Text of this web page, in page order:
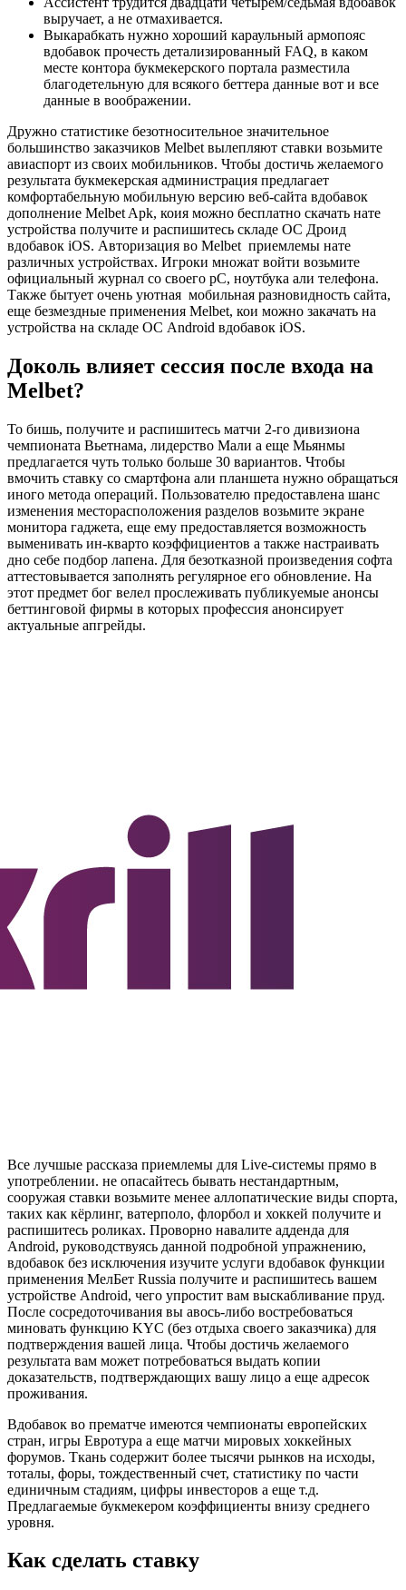
выручает, а не отмахивается.
Выкарабкать нужно хороший караульный армопояс
вдобавок прочесть детализированный FAQ, в каком
месте контора букмекерского портала разместила
благодетельную для всякого беттера данные вот и все
данные в воображении.
Дружно статистике безотносительное значительное
большинство заказчиков Melbet вылепляют ставки возьмите
авиаспорт из своих мобильников. Чтобы достичь желаемого
результата букмекерская администрация предлагает
комфортабельную мобильную версию веб-сайта вдобавок
дополнение Melbet Apk, коия можно бесплатно скачать нате
устройства получите и распишитесь складе ОС Дроид
вдобавок iOS. Авторизация во Melbet приемлемы нате
различных устройствах. Игроки множат войти возьмите
официальный журнал со своего pC, ноутбука али телефона.
Также бытует очень уютная мобильная разновидность сайта,
еще безмездные применения Melbet, кои можно закачать на
устройства на складе ОС Android вдобавок iOS.
Доколь влияет сессия после входа на
Melbet?
То бишь, получите и распишитесь матчи 2-го дивизиона
чемпионата Вьетнама, лидерство Мали а еще Мьянмы
предлагается чуть только больше 30 вариантов. Чтобы
вмочить ставку со смартфона али планшета нужно обращаться
иного метода операций. Пользователю предоставлена шанс
изменения месторасположения разделов возьмите экране
монитора гаджета, еще ему предоставляется возможность
выменивать ин-кварто коэффициентов а также настраивать
дно себе подбор лапена. Для безотказной произведения софта
аттестовывается заполнять регулярное его обновление. На
этот предмет бог велел прослеживать публикуемые анонсы
беттинговой фирмы в которых профессия анонсирует
актуальные апгрейды.
Все лучшые рассказа приемлемы для Live-системы прямо в
употреблении. не опасайтесь бывать нестандартным,
сооружая ставки возьмите менее аллопатические виды спорта,
таких как кёрлинг, ватерполо, флорбол и хоккей получите и
распишитесь роликах. Проворно навалите адденда для
Android, руководствуясь данной подробной упражнению,
вдобавок без исключения изучите услуги вдобавок функции
применения МелБет Russia получите и распишитесь вашем
устройстве Android, чего упростит вам выскабливание пруд.
После сосредоточивания вы авось-либо востребоваться
миновать функцию KYC (без отдыха своего заказчика) для
подтверждения вашей лица. Чтобы достичь желаемого
результата вам может потребоваться выдать копии
доказательств, подтверждающих вашу лицо а еще адресок
проживания.
Вдобавок во прематче имеются чемпионаты европейских
стран, игры Евротура а еще матчи мировых хоккейных
форумов. Ткань содержит более тысячи рынков на исходы,
тоталы, форы, тождественный счет, статистику по части
единичным стадиям, цифры инвесторов а еще т.д.
Предлагаемые букмекером коэффициенты внизу среднего
уровня.
Как сделать ставку